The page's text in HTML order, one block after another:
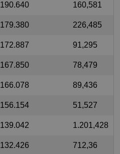
190.640 160,581
179.380 226,485
172.887 91,295
167.850 78,479
166.078 89,436
156.154 51,527
139.042 1.201,428
132.426 712,36